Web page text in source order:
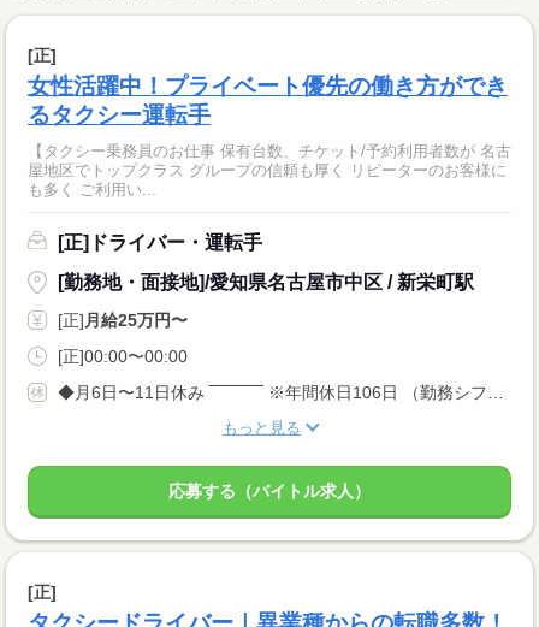
[正]
女性活躍中！プライベート優先の働き方ができ
るタクシー運転手
【タクシー乗務員のお仕事 保有台数、チケット/予約利用者数が 名古
屋地区でトップクラス グループの信頼も厚く リピーターのお客様に
も多く ご利用い...
[正]ドライバー・運転手
[勤務地・面接地]/愛知県名古屋市中区 / 新栄町駅
[正] 月給25万円〜
[正]00:00〜00:00
もっと見る
応募する（バイトル求人）
[正]